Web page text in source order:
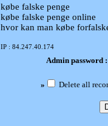
købe falske penge
købe falske penge online
hvor kan man købe
IP : 84.247.40.174
Admin password
» Delete all